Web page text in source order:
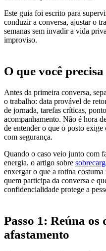
Este guia foi escrito para
conduzir a conversa, ajustar o
semanas sem invadir a vida
improviso.
O que você
Antes da primeira conversa,
o trabalho: data provável de
de jornada, tarefas críticas,
acompanhamento. Não é hora
de entender o que o posto exige
com segurança.
Quando o caso veio junto com
energia, o artigo sobre
enxergar o que a rotina
quem participa da conversa e
confidencialidade protege a
Passo 1: Reúna
afastamento